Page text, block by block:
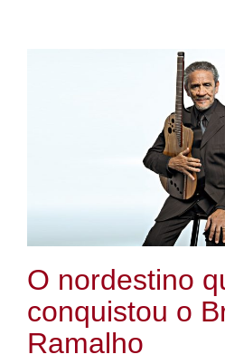
O nordestino
conquistou o
Ramalho